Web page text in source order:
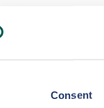
Consent